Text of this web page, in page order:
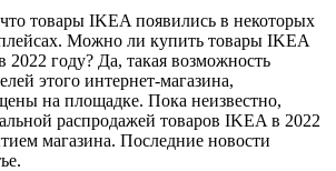
товары IKEA появились в некоторых
Можно ли купить товары IKEA
2022 году? Да, такая возможность
этого интернет-магазина,
на площадке. Пока неизвестно,
распродажей товаров IKEA в 2022
магазина. Последние новости